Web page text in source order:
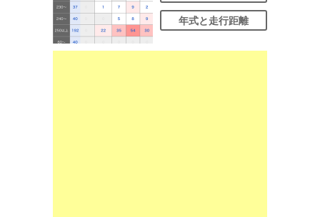
年式と走行距離